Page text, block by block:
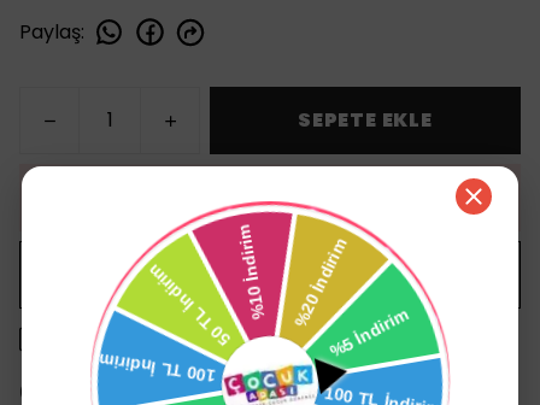
Paylaş:
SEPETE EKLE
HEMEN AL
WHATSAPP
1500 TL üzeri ücretsiz kargo
14 gün içinde iade değişim